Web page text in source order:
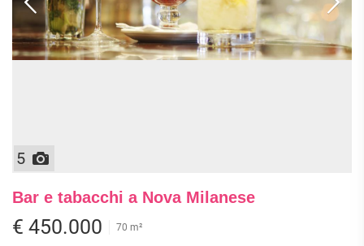
5
Bar e tabacchi a Nova Milanese
€ 450.000 70 m²